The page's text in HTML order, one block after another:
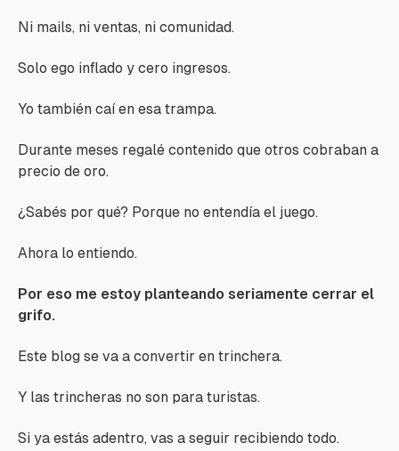
Ni mails, ni ventas, ni comunidad.
Solo ego inflado y cero ingresos.
Yo también caí en esa trampa.
Durante meses regalé contenido que otros cobraban a
precio de oro.
¿Sabés por qué? Porque no entendía el juego.
Ahora lo entiendo.
Por eso me estoy planteando seriamente cerrar el
grifo.
Este blog se va a convertir en trinchera.
Y las trincheras no son para turistas.
Si ya estás adentro, vas a seguir recibiendo todo.